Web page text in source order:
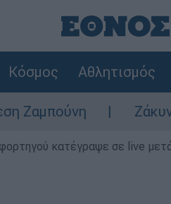
Κόσμος Αθλητισμός
Ζάκυνθος: Τι
κατέγραψε σε live